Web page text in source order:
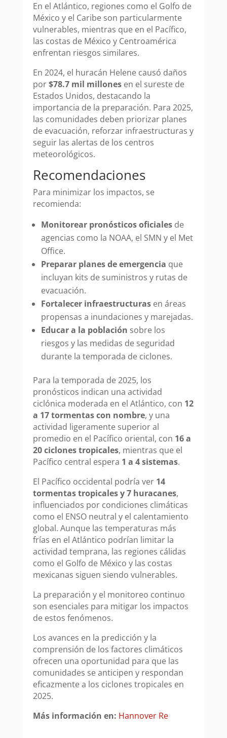
En el Atlántico, regiones como el Golfo de
México y el Caribe son particularmente
vulnerables, mientras que en el Pacífico,
las costas de México y Centroamérica
enfrentan riesgos similares.
En 2024, el huracán Helene causó daños
por$78.7 mil millonesen el sureste de
Estados Unidos, destacando la
importancia de la preparación. Para 2025,
las comunidades deben priorizar planes
de evacuación, reforzar infraestructuras y
seguir las alertas de los centros
meteorológicos.
Recomendaciones
Para minimizar los impactos, se
recomienda:
Monitorear pronósticos oficialesde
agencias como la NOAA, el SMN y el Met
Office.
Preparar planes de emergencia que
incluyan kits de suministros y rutas de
evacuación.
Fortalecer infraestructurasen áreas
propensas a inundaciones y marejadas.
Educar a la población sobre los
riesgos y las medidas de seguridad
durante la temporada de ciclones.
Para la temporada de 2025, los
pronósticos indican una actividad
ciclónica moderada en el Atlántico, con 12
a 17 tormentas con nombre, y una
actividad ligeramente superior al
promedio en el Pacífico oriental, con 16 a
20 ciclones tropicales, mientras que el
Pacífico central espera 1 a 4 sistemas.
El Pacífico occidental podría ver 14
tormentas tropicales y 7 huracanes,
influenciados por condiciones climáticas
como el ENSO neutral y el calentamiento
global. Aunque las temperaturas más
frías en el Atlántico podrían limitar la
actividad temprana, las regiones cálidas
como el Golfo de México y las costas
mexicanas siguen siendo vulnerables.
La preparación y el monitoreo continuo
son esenciales para mitigar los impactos
de estos fenómenos.
Los avances en la predicción y la
comprensión de los factores climáticos
ofrecen una oportunidad para que las
comunidades se anticipen y respondan
eficazmente a los ciclones tropicales en
2025.
Más información en: Hannover Re